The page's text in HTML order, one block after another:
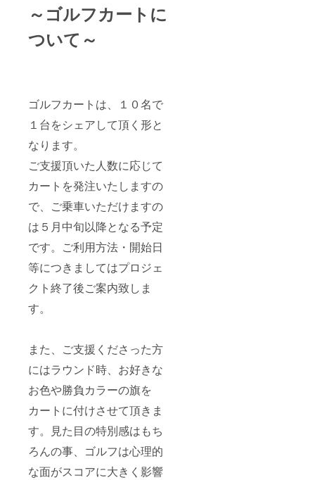
～ゴルフカートに
ついて～
ゴルフカートは、１０名で
１台をシェアして頂く形と
なります。
ご支援頂いた人数に応じて
カートを発注いたしますの
で、ご乗車いただけますの
は５月中旬以降となる予定
です。ご利用方法・開始日
等につきましてはプロジェ
クト終了後ご案内致しま
す。
また、ご支援くださった方
にはラウンド時、お好きな
お色や勝負カラーの旗を
カートに付けさせて頂きま
す。見た目の特別感はもち
ろんの事、ゴルフは心理的
な面がスコアに大きく影響